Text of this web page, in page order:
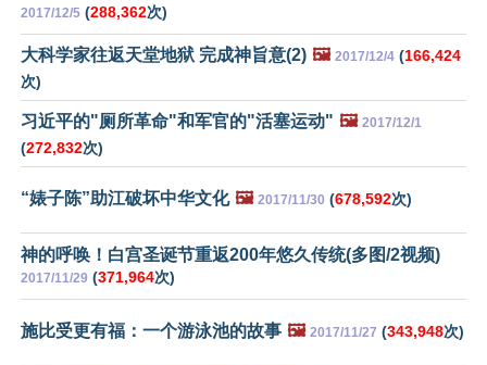
2017/12/5 (288,362次)
大科学家往返天堂地狱 完成神旨意(2) 🖼️ 2017/12/4 (166,424
次)
习近平的"厕所革命"和军官的"活塞运动" 🖼️ 2017/12/1
(272,832次)
“婊子陈”助江破坏中华文化 🖼️ 2017/11/30 (678,592次)
神的呼唤！白宫圣诞节重返200年悠久传统(多图/2视频)
2017/11/29 (371,964次)
施比受更有福：一个游泳池的故事 🖼️ 2017/11/27 (343,948次)